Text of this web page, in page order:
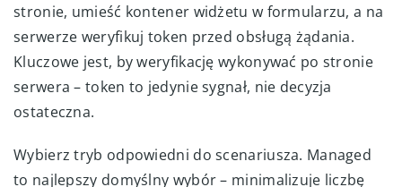
stronie, umieść kontener widżetu w formularzu, a na
serwerze weryfikuj token przed obsługą żądania.
Kluczowe jest, by weryfikację wykonywać po stronie
serwera – token to jedynie sygnał, nie decyzja
ostateczna.
Wybierz tryb odpowiedni do scenariusza. Managed
to najlepszy domyślny wybór – minimalizuje liczbę